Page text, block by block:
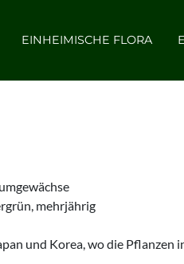
EINHEIMISCHE FLORA
mehrjährig
und Korea, wo die